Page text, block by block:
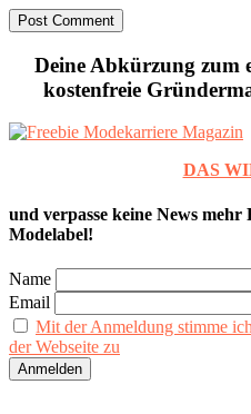
Deine Abkürzung zum
kostenfreie
DAS
und verpasse keine News mehr
Modelabel!
Name
Email
Mit der Anmeldung stimme
der Webseite zu